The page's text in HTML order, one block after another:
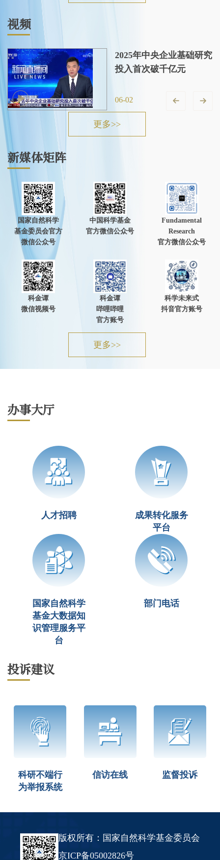
视频
更多>>
2025年中央企业基础研究
投入首次破千亿元
06-02
新媒体矩阵
更多>>
国家自然科学
基金委员会官方
微信公众号
中国科学基金
官方微信公众号
Fundamental
Research
官方微信公众号
科金谭
微信视频号
科金谭
哔哩哔哩
官方账号
科学未来式
抖音官方账号
办事大厅
人才招聘
成果转化服务
平台
国家自然科学
基金大数据知
识管理服务平
台
部门电话
投诉建议
科研不端行
为举报系统
信访在线 监督投诉
版权所有：国家自然科学基金委员会
京ICP备05002826号